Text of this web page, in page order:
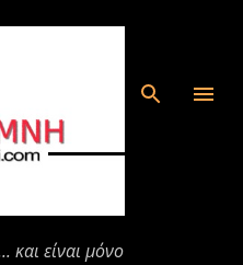
περιεχόμενο
και είναι μόνο